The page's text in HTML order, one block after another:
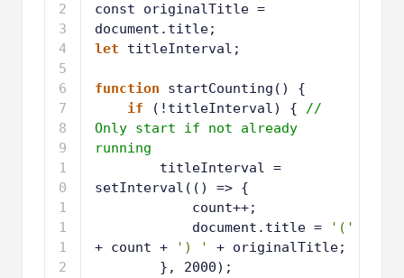
2
3
4
5
6
7
8
9
1
const originalTitle =
document.title;
let
titleInterval;
function
startCounting() {
if
(!titleInterval) { //
Only start if not already
running
titleInterval =
setInterval(() => {
count++;
document.title =
'('
+ count +
') '
+ originalTitle;
}, 2000);